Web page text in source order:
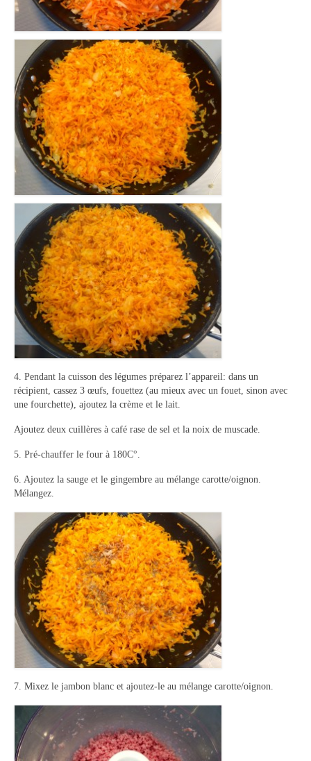
4. Pendant la cuisson des légumes préparez l’appareil: dans un
récipient, cassez 3 œufs, fouettez (au mieux avec un fouet, sinon avec
une fourchette), ajoutez la crème et le lait.
Ajoutez deux cuillères à café rase de sel et la noix de muscade.
5. Pré-chauffer le four à 180C°.
6. Ajoutez la sauge et le gingembre au mélange carotte/oignon.
Mélangez.
7. Mixez le jambon blanc et ajoutez-le au mélange carotte/oignon.